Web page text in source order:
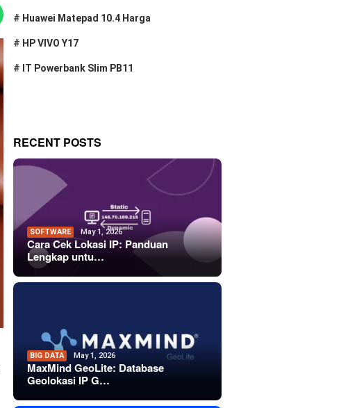
# Huawei Matepad 10.4 Harga
# HP VIVO Y17
# IT Powerbank Slim PB11
RECENT POSTS
SOFTWARE May 1, 2026
Cara Cek Lokasi IP: Panduan
Lengkap untu…
BIG DATA May 1, 2026
MaxMind GeoLite: Database
Geolokasi IP G…